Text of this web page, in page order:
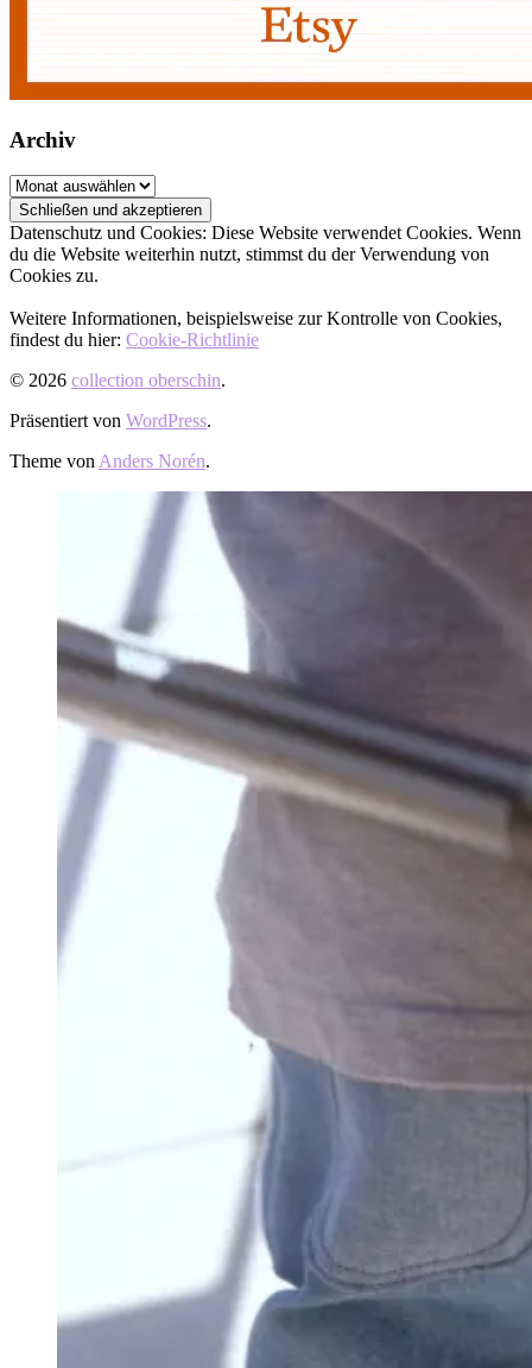
Archiv
Archiv
Datenschutz und Cookies: Diese Website verwendet Cookies. Wenn
du die Website weiterhin nutzt, stimmst du der Verwendung von
Cookies zu.
Weitere Informationen, beispielsweise zur Kontrolle von Cookies,
findest du hier: Cookie-Richtlinie
© 2026 collection oberschin.
Präsentiert von WordPress.
Theme vonAnders Norén.